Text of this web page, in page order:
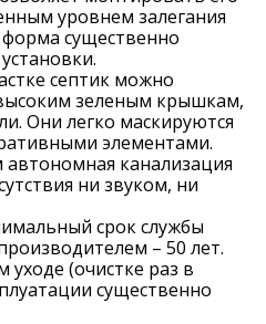
уровнем залегания
существенно
септик можно
зеленым крышкам,
Они легко маскируются
элементами.
канализация
ни звуком, ни
срок службы
– 50 лет.
(очистке раз в
существенно